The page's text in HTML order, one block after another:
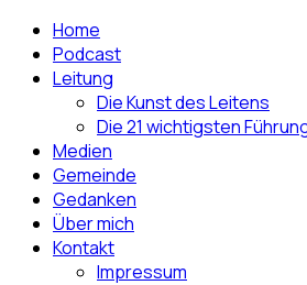
Home
Podcast
Leitung
Die Kunst des Leitens
Die 21 wichtigsten
Medien
Gemeinde
Gedanken
Über mich
Kontakt
Impressum